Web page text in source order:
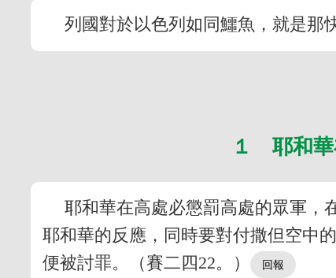
列國對於以色列如同鱷魚，就是那
１ 耶和華
耶和華在高處必懲罰高處的眾軍，
耶和華的反應，同時要對付撒但空中
便被討罪。（賽二四22。）